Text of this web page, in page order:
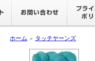
ホーム ＞ タッチヤーンズ